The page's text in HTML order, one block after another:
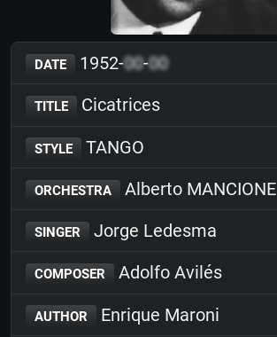
DATE 1952-00-00
TITLE Cicatrices
STYLE TANGO
ORCHESTRA Alberto MANCIONE
SINGER Jorge Ledesma
COMPOSER Adolfo Avilés
AUTHOR Enrique Maroni